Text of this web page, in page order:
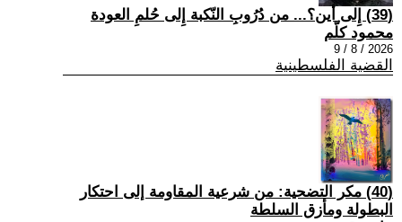
(39) إِلى أين؟... من دُرُوبِ النّكبة إِلى حُلمِ العودة
محمود كلّم
2026 / 8 / 9
القضية الفلسطينية
(40) مكر التضحية: من شرعية المقاومة إلى احتكار
البطولة ومأزق السلطة